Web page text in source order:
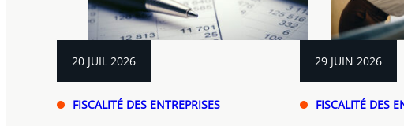
20 JUIL 2026
FISCALITÉ DES ENTREPRISES
29 JUIN 2026
FISCALITÉ DES